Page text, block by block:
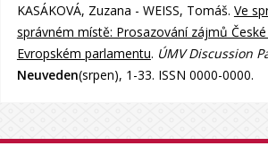
KASÁKOVÁ, Zuzana - WEISS, Tomáš. Ve
správném místě: Prosazování zájmů
Evropském parlamentu. ÚMV Discussion
Neuveden(srpen), 1-33. ISSN 0000-0000.